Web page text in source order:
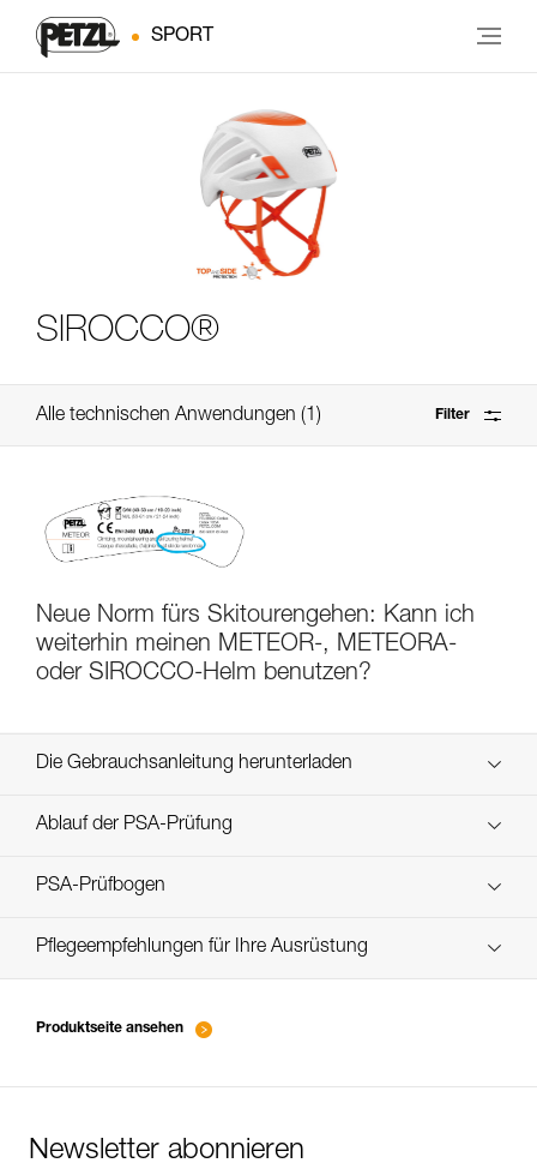
SPORT
SIROCCO®
Alle technischen Anwendungen 1 Filter
Neue Norm fürs Skitourengehen: Kann ich
weiterhin meinen METEOR-, METEORA-
oder SIROCCO-Helm benutzen?
Die Gebrauchsanleitung herunterladen
Technical Notice
Ablauf der PSA-Prüfung
verif-EPI-casques-SPORT-procedure-DE
PSA-Prüfbogen
verif-EPI-casque-SPORT-suivi-DE
Pflegeempfehlungen für Ihre Ausrüstung
Produktseite ansehen
Newsletter abonnieren